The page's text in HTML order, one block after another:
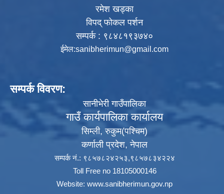
रमेश खड्का
विपद् फोकल पर्शन
सम्पर्क : ९८४८१९३७४०
ईमेल:sanibherimun@gmail.com
सम्पर्क विवरण:
सानीभेरी गाउँपालिका
गाउँ कार्यपालिका कार्यालय
सिम्ली, रुकुम(पश्‍चिम)
कर्णाली प्रदेश, नेपाल
सम्पर्क नं.: ९८५७८२४२५३,९८५७८३४२२४
Toll Free no 18105000146
Website: www.sanibherimun.gov.np